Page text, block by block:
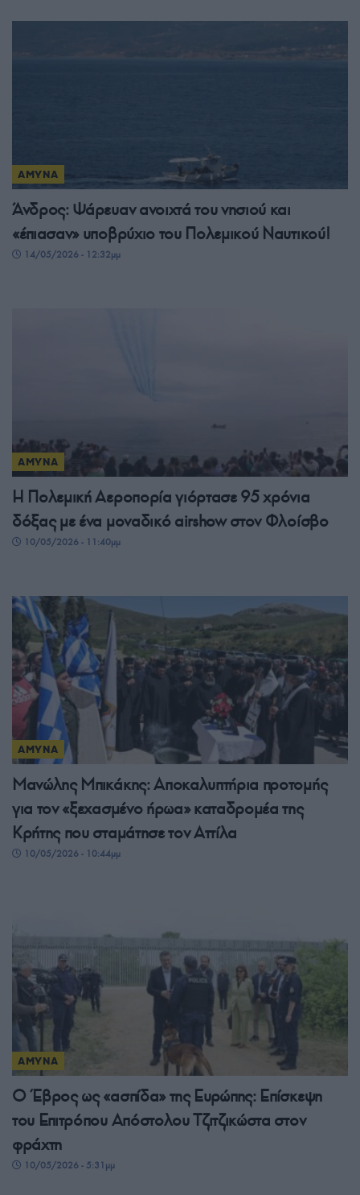
ΑΜΥΝΑ
Άνδρος: Ψάρευαν ανοιχτά του νησιού και
«έπιασαν» υποβρύχιο του Πολεμικού Ναυτικού!
14/05/2026 - 12:32μμ
ΑΜΥΝΑ
Η Πολεμική Αεροπορία γιόρτασε 95 χρόνια
δόξας με ένα μοναδικό airshow στον Φλοίσβο
10/05/2026 - 11:40μμ
ΑΜΥΝΑ
Μανώλης Μπικάκης: Αποκαλυπτήρια προτομής
για τον «ξεχασμένο ήρωα» καταδρομέα της
Κρήτης που σταμάτησε τον Αττίλα
10/05/2026 - 10:44μμ
ΑΜΥΝΑ
Ο Έβρος ως «ασπίδα» της Ευρώπης: Επίσκεψη
του Επιτρόπου Απόστολου Τζιτζικώστα στον
φράχτη
10/05/2026 - 5:31μμ